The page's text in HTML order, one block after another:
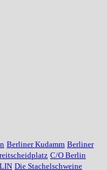
Berliner Kudamm Berliner
C/O Berlin
Die Stachelschweine